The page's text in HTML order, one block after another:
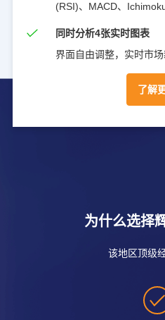
(RSI)、MACD、
同时分析4张实时图表
界面自由调整，实时市场
了解
为什么选择
该地区顶级